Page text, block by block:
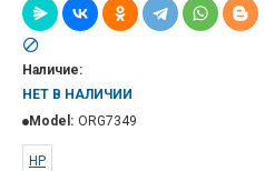
Наличие:
НЕТ В НАЛИЧИИ
Model: ORG7349
HP